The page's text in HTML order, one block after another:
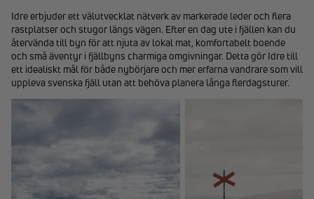
Idre erbjuder ett välutvecklat nätverk av markerade leder och flera
rastplatser och stugor längs vägen. Efter en dag ute i fjällen kan du
återvända till byn för att njuta av lokal mat, komfortabelt boende
och små äventyr i fjällbyns charmiga omgivningar. Detta gör Idre till
ett idealiskt mål för både nybörjare och mer erfarna vandrare som vill
uppleva svenska fjäll utan att behöva planera långa flerdagsturer.